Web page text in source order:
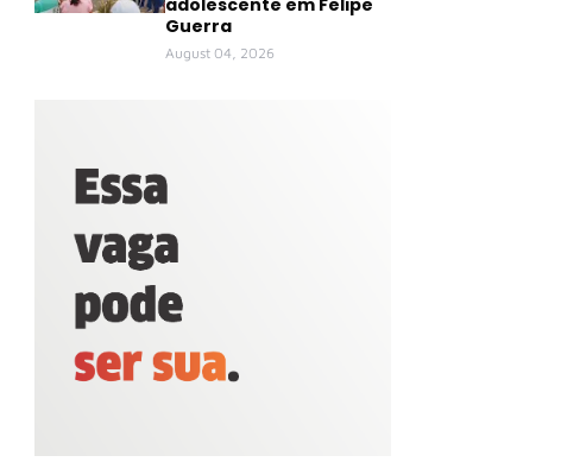
adolescente em Felipe
Guerra
August 04, 2026